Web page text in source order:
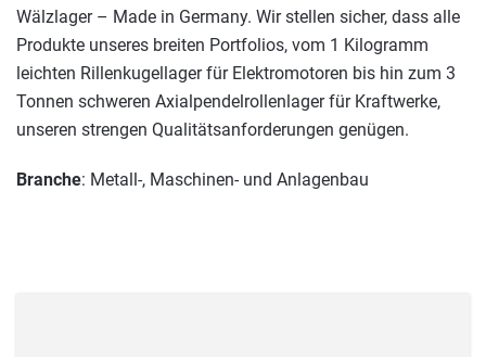
Wälzlager – Made in Germany. Wir stellen sicher, dass alle
Produkte unseres breiten Portfolios, vom 1 Kilogramm
leichten Rillenkugellager für Elektromotoren bis hin zum 3
Tonnen schweren Axialpendelrollenlager für Kraftwerke,
unseren strengen Qualitätsanforderungen genügen.
Branche: Metall-, Maschinen- und Anlagenbau